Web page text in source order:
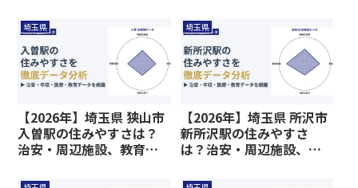
る情報を解説
る情報を解説
埼玉県
【2026年】埼玉県 狭山市
入曽駅の住みやすさは？
治安・周辺施設、教育環
報を解説
埼玉県
【2026年】埼玉県 所沢市
新所沢駅の住みやすさ
は？治安・周辺施設、教
る情報を解説